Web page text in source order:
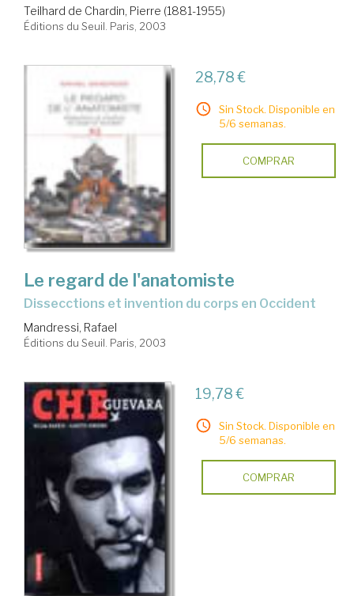
Teilhard de Chardin, Pierre (1881-1955)
Éditions du Seuil. Paris, 2003
28,78 €
Sin Stock. Disponible en
5/6 semanas.
COMPRAR
Le regard de l'anatomiste
dissecctions et invention du corps en Occident
Mandressi, Rafael
Éditions du Seuil. Paris, 2003
19,78 €
Sin Stock. Disponible en
5/6 semanas.
COMPRAR